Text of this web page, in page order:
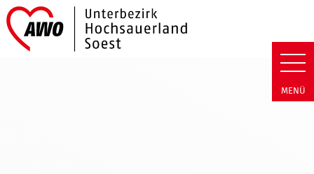
AWO Hochsauerland/Soest |
MENÜ